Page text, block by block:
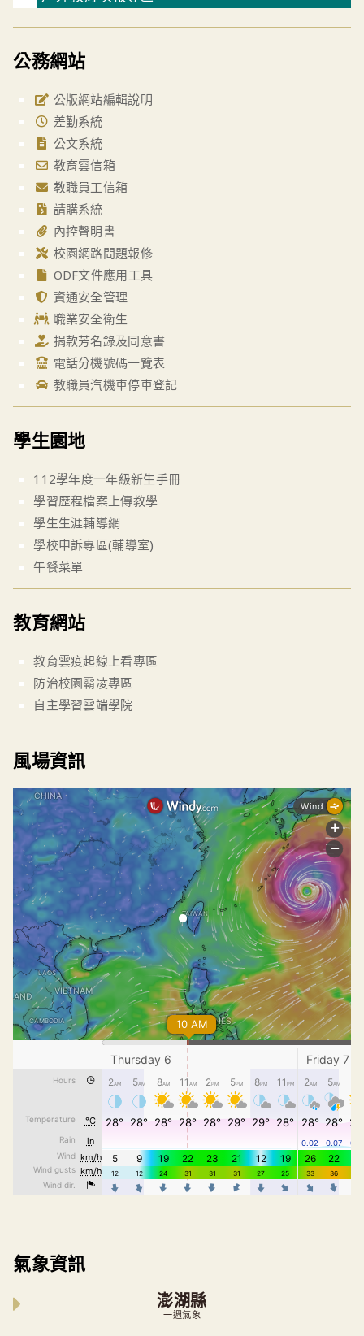
公務網站
公版網站編輯說明
差勤系統
公文系統
教育雲信箱
教職員工信箱
請購系統
內控聲明書
校園網路問題報修
ODF文件應用工具
資通安全管理
職業安全衛生
捐款芳名錄及同意書
電話分機號碼一覽表
教職員汽機車停車登記
學生園地
112學年度一年級新生手冊
學習歷程檔案上傳教學
學生生涯輔導網
學校申訴專區(輔導室)
午餐菜單
教育網站
教育雲疫起線上看專區
防治校園霸凌專區
自主學習雲端學院
風場資訊
氣象資訊
澎湖縣
一週氣象